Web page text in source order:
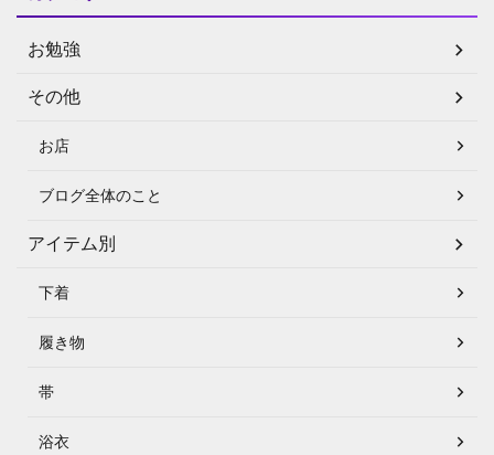
お勉強
その他
お店
ブログ全体のこと
アイテム別
下着
履き物
帯
浴衣